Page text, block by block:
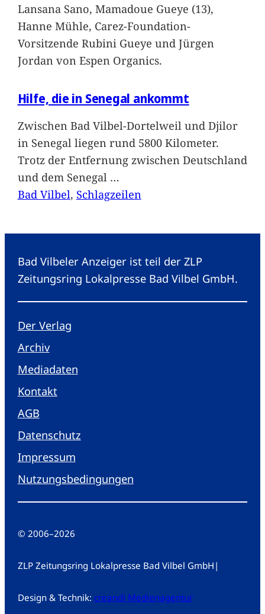
Lansana Sano, Mamadoue Gueye (13),
Hanne Mühle, Carez-Foundation-
Vorsitzende Rubini Gueye und Jürgen
Jordan von Espen Organics.
Hilfe, die in Senegal ankommt
Zwischen Bad Vilbel-Dortelweil und Djilor
in Senegal liegen rund 5800 Kilometer.
Trotz der Entfernung zwischen Deutschland
und dem Senegal …
Bad Vilbel, Schlagzeilen
Bad Vilbeler Anzeiger ist teil der ZLP
Zeitungsring Lokalpresse Bad Vilbel GmbH.
Der Verlag
Archiv
Mediadaten
Kontakt
AGB
Datenschutz
Impressum
Nutzungsbedingungen
© 2006–2026
ZLP Zeitungsring Lokalpresse Bad Vilbel GmbH |
Design & Technik: creandi Medienagentur